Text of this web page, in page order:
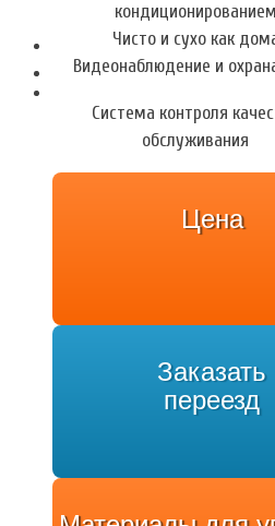
кондиционированием
Чисто и сухо как
Видеонаблюдение и
Система контроля
обслуживания
Цена
Заказать
переезд